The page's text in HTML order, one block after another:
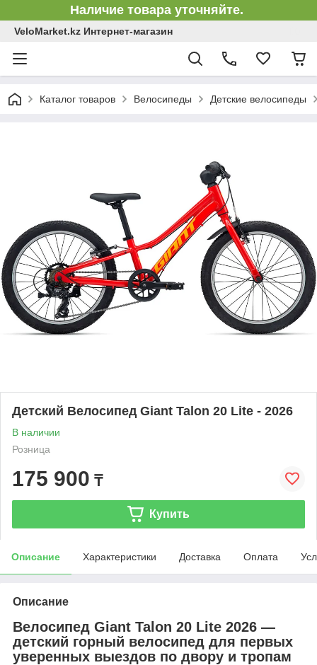
Наличие товара уточняйте.
VeloMarket.kz Интернет-магазин
Каталог товаров Велосипеды Детские велосипеды
Детский Велосипед Giant Talon 20 Lite - 2026
В наличии
Розница
175 900 ₸
Купить
Описание Характеристики Доставка Оплата
Описание
Велосипед Giant Talon 20 Lite 2026 —
детский горный велосипед для первых
уверенных выездов по двору и тропам